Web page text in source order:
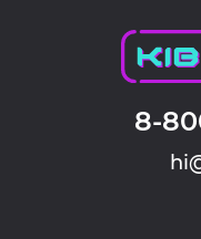
8-